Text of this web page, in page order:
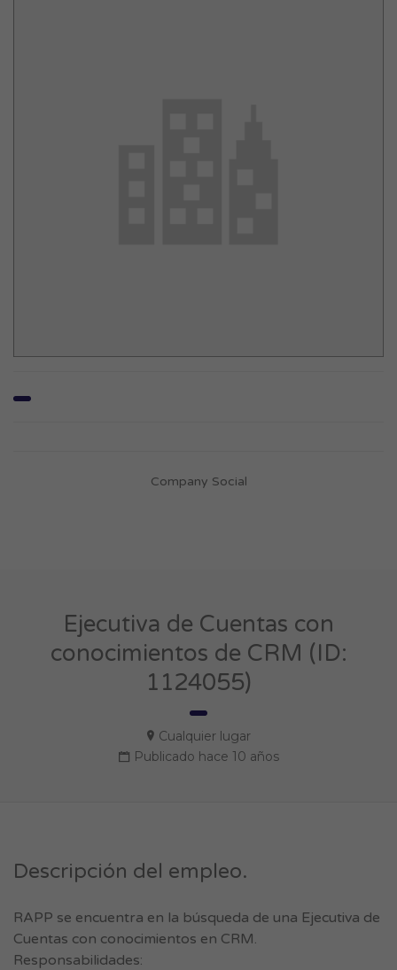
Company Social
Ejecutiva de Cuentas con
conocimientos de CRM (ID:
1124055)
Cualquier lugar
Publicado hace 10 años
Descripción del empleo.
RAPP se encuentra en la búsqueda de una Ejecutiva de
Cuentas con conocimientos en CRM.
Responsabilidades: